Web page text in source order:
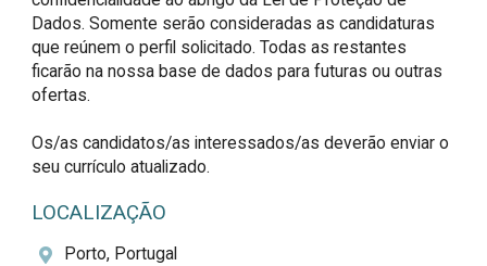
Dados. Somente serão consideradas as candidaturas
que reúnem o perfil solicitado. Todas as restantes
ficarão na nossa base de dados para futuras ou outras
ofertas.
Os/as candidatos/as interessados/as deverão enviar o
seu currículo atualizado.
LOCALIZAÇÃO
Porto, Portugal